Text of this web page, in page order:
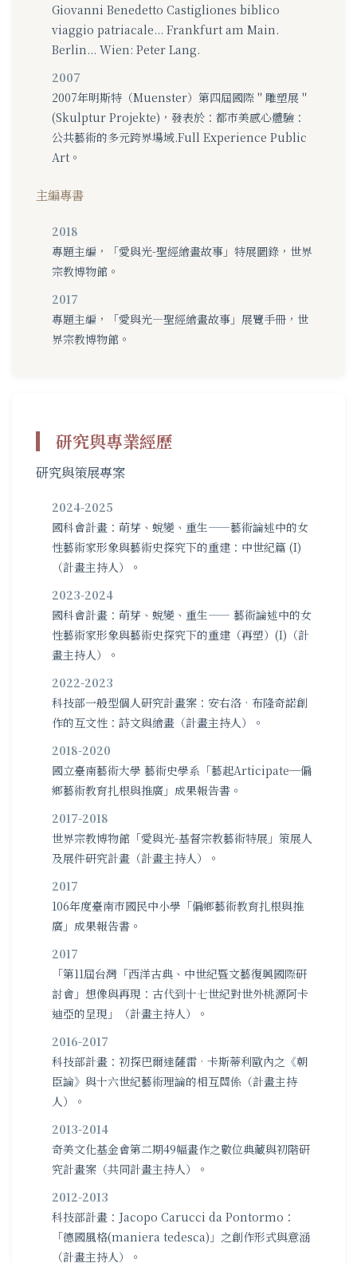
Giovanni Benedetto Castigliones biblico
viaggio patriacale... Frankfurt am Main.
Berlin... Wien: Peter Lang.
2007
2007年明斯特（Muenster）第四屆國際＂雕塑展＂
(Skulptur Projekte)，發表於：都市美感心體驗：
公共藝術的多元跨界場域.Full Experience Public
Art。
主編專書
2018
專題主編，「愛與光-聖經繪畫故事」特展圖錄，世界
宗教博物館。
2017
專題主編，「愛與光—聖經繪畫故事」展覽手冊，世
界宗教博物館。
研究與專業經歷
研究與策展專案
2024-2025
國科會計畫：萌芽、蛻變、重生——藝術論述中的女
性藝術家形象與藝術史探究下的重建：中世紀篇 (I)
（計畫主持人）。
2023-2024
國科會計畫：萌芽、蛻變、重生—— 藝術論述中的女
性藝術家形象與藝術史探究下的重建（再塑）(I)（計
畫主持人）。
2022-2023
科技部一般型個人研究計畫案：安右洛•布隆奇諾創
作的互文性：詩文與繪畫（計畫主持人）。
2018-2020
國立臺南藝術大學 藝術史學系「藝起Articipate─偏
鄉藝術教育扎根與推廣」成果報告書。
2017-2018
世界宗教博物館「愛與光-基督宗教藝術特展」策展人
及展件研究計畫（計畫主持人）。
2017
106年度臺南市國民中小學「偏鄉藝術教育扎根與推
廣」成果報告書。
2017
「第11屆台灣「西洋古典、中世紀暨文藝復興國際研
討會」想像與再現：古代到十七世紀對世外桃源阿卡
迪亞的呈現」（計畫主持人）。
2016-2017
科技部計畫：初探巴爾達薩雷•卡斯蒂利歐內之《朝
臣論》與十六世紀藝術理論的相互關係（計畫主持
人）。
2013-2014
奇美文化基金會第二期49幅畫作之數位典藏與初階研
究計畫案（共同計畫主持人）。
2012-2013
科技部計畫：Jacopo Carucci da Pontormo：
「德國風格(maniera tedesca)」之創作形式與意涵
（計畫主持人）。